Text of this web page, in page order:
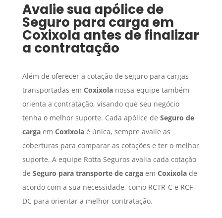
Avalie sua apólice de
Seguro para carga em
Coxixola antes de finalizar
a contratação
Além de oferecer a cotação de seguro para cargas
transportadas em Coxixolanossa equipe também
orienta a contratação, visando que seu negócio
tenha o melhor suporte. Cada apólice de Seguro de
cargaem Coxixolaé única, sempre avalie as
coberturas para comparar as cotações e ter o melhor
suporte. A equipe Rotta Seguros avalia cada cotação
de Seguro para transporte de cargaem Coxixolade
acordo com a sua necessidade, como RCTR-C e RCF-
DC para orientar a melhor contratação.